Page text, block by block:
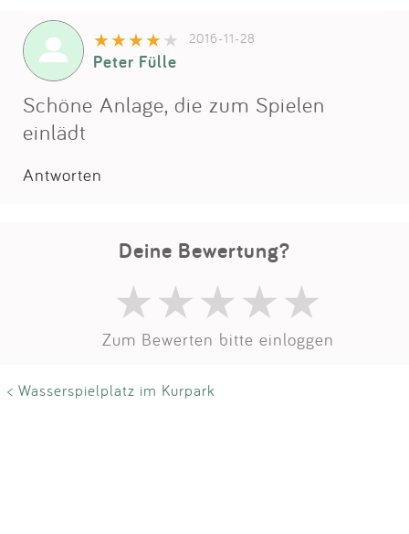
2016-11-28
Peter Fülle
Schöne Anlage, die zum Spielen
einlädt
Antworten
Deine Bewertung?
Zum Bewerten bitte einloggen
< Wasserspielplatz im Kurpark